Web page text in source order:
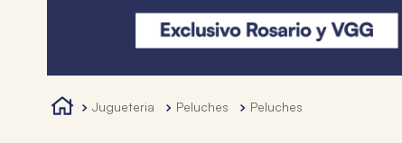
jugueteria peluches peluches
mochilas
toy story
4. marcadores